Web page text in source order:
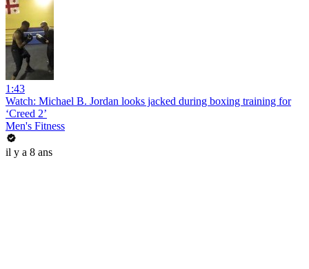
1:43
Watch: Michael B. Jordan looks jacked during boxing training for
‘Creed 2’
Men's Fitness
il y a 8 ans